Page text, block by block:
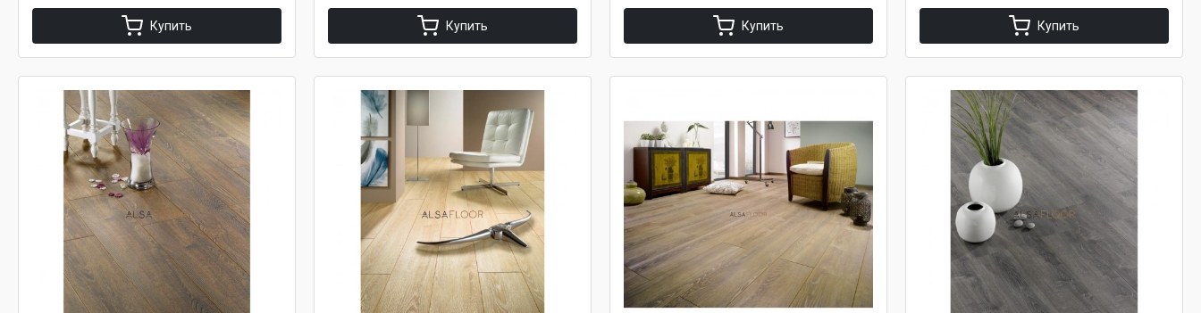
Купить Купить Купить Купить